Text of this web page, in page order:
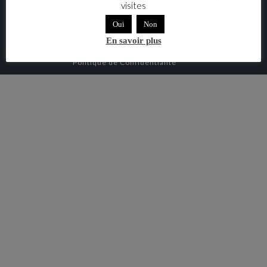
Mentions légales
Politique de Confidentialité
visites
Oui Non
En savoir plus